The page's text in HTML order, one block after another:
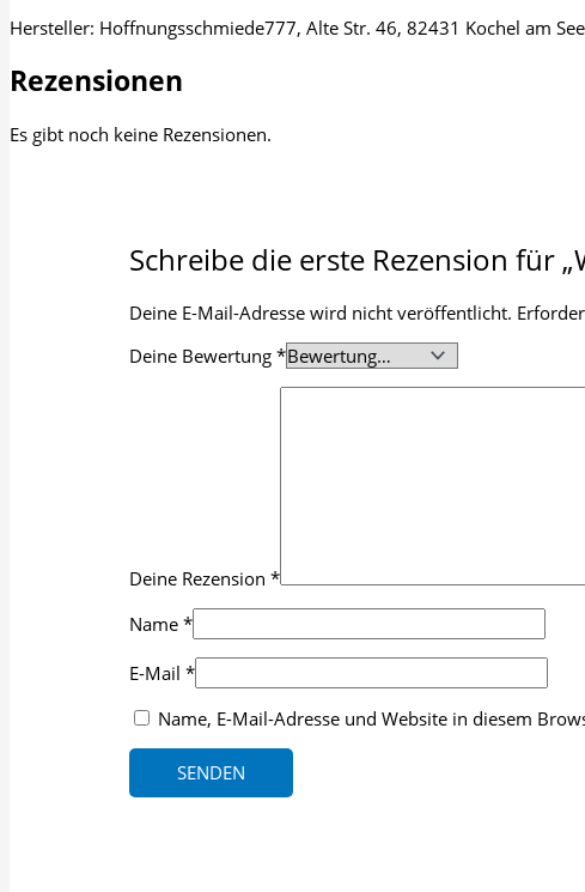
Hersteller: Hoffnungsschmiede777, Alte Str. 46, 82431 Kochel am
Rezensionen
Es gibt noch keine Rezensionen.
Schreibe die erste Rezension für
Deine E-Mail-Adresse wird nicht veröffentlicht.
Deine Bewertung*
Deine Rezension*
Name*
E-Mail*
Name, E-Mail-Adresse und Website in diesem